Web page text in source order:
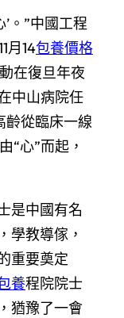
’。”中國工程
月14包養價格
在復旦年夜
中山病院任
齡從臨床一線
“心”而起，
是中國有名
學教導傢，
重要奠定
養程院院士
猶豫了一會